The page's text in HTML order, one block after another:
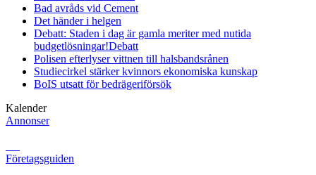
Bad avråds vid Cement
Det händer i helgen
Debatt: Staden i dag är gamla meriter med nutida
budgetlösningar!Debatt
Polisen efterlyser vittnen till halsbandsrånen
Studiecirkel stärker kvinnors ekonomiska kunskap
BoIS utsatt för bedrägeriförsök
Kalender
Annonser
Företagsguiden